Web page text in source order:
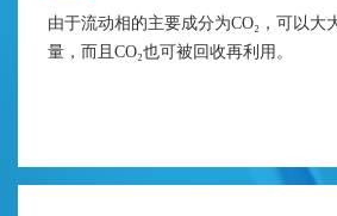
由于流动相的主要成分为CO₂，可以大
量，而且CO₂也可被回收再利用。